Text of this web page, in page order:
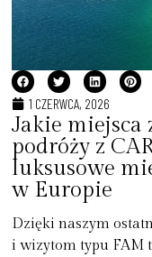
1 CZERWCA, 2026
Jakie miejsca
podróży z
luksusowe
w Europie
Dzięki naszym
i wizytom typu FAM